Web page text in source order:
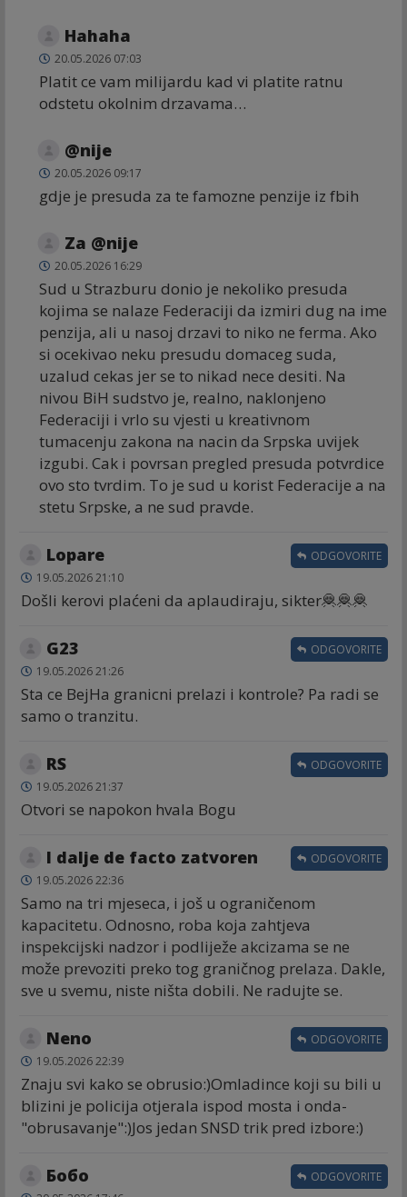
Hahaha
20.05.2026 07:03
Platit ce vam milijardu kad vi platite ratnu
odstetu okolnim drzavama…
@nije
20.05.2026 09:17
gdje je presuda za te famozne penzije iz fbih
Za @nije
20.05.2026 16:29
Sud u Strazburu donio je nekoliko presuda
kojima se nalaze Federaciji da izmiri dug na ime
penzija, ali u nasoj drzavi to niko ne ferma. Ako
si ocekivao neku presudu domaceg suda,
uzalud cekas jer se to nikad nece desiti. Na
nivou BiH sudstvo je, realno, naklonjeno
Federaciji i vrlo su vjesti u kreativnom
tumacenju zakona na nacin da Srpska uvijek
izgubi. Cak i povrsan pregled presuda potvrdice
ovo sto tvrdim. To je sud u korist Federacije a na
stetu Srpske, a ne sud pravde.
Lopare
19.05.2026 21:10
Došli kerovi plaćeni da aplaudiraju, sikter🦧🦧🦧
ODGOVORITE
G23
19.05.2026 21:26
Sta ce BejHa granicni prelazi i kontrole? Pa radi se
samo o tranzitu.
ODGOVORITE
RS
19.05.2026 21:37
Otvori se napokon hvala Bogu
ODGOVORITE
I dalje de facto zatvoren
19.05.2026 22:36
Samo na tri mjeseca, i još u ograničenom
kapacitetu. Odnosno, roba koja zahtjeva
inspekcijski nadzor i podliježe akcizama se ne
može prevoziti preko tog graničnog prelaza. Dakle,
sve u svemu, niste ništa dobili. Ne radujte se.
ODGOVORITE
Neno
19.05.2026 22:39
Znaju svi kako se obrusio:)Omladince koji su bili u
blizini je policija otjerala ispod mosta i onda-
"obrusavanje":)Jos jedan SNSD trik pred izbore:)
ODGOVORITE
Бобо ODGOVORITE